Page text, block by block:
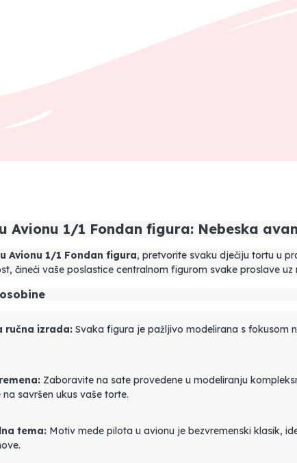
Avionu 1/1 Fondan figura: Nebeska
Avionu 1/1 Fondan figura, pretvorite svaku dječiju tortu u
čineći vaše poslastice centralnom figurom svake proslave uz
ručna izrada: Svaka figura je pažljivo modelirana s fokusom
Zaboravite na sate provedene u modeliranju
savršen ukus vaše torte.
tema: Motiv mede pilota u avionu je bezvremenski klasik,